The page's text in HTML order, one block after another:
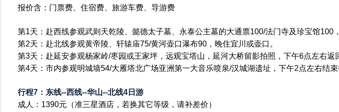
报价含：门票费、住宿费、旅游车费、导游费
第1天：赴西线参观武则天乾陵、懿德太子墓、永泰公主墓的大通票100/法门寺及珍宝馆100
第2天：赴北线参观黄帝陵、轩辕庙75/黄河壶口瀑布90，晚住宜川或壶口。
第3天：赴延安参观杨家岭/枣园或王家坪，远观宝塔山，延河大桥留影拍照，下午6点左右返
第4天：市内参观明城墙54/大雁塔北广场亚洲第一大音乐喷泉/汉城湖遗址，下午2点左右结束
行程7：东线--西线--华山--北线4日游
成人：1390元（准三星酒店，若换其它等级，请补差价）